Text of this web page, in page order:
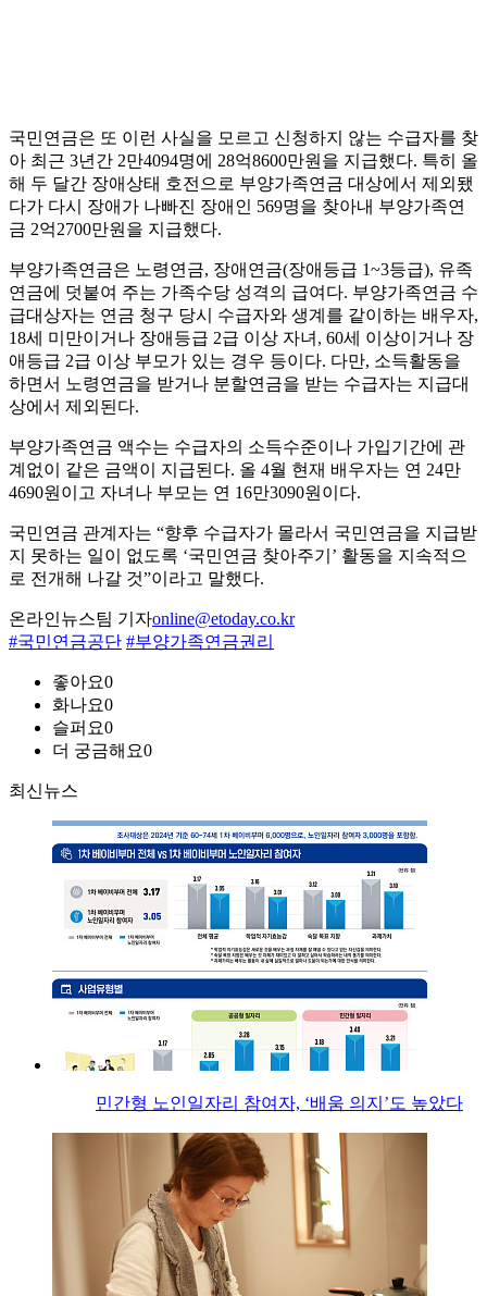
국민연금은 또 이런 사실을 모르고 신청하지 않는 수급자를 찾
아 최근 3년간 2만4094명에 28억8600만원을 지급했다. 특히 올
해 두 달간 장애상태 호전으로 부양가족연금 대상에서 제외됐
다가 다시 장애가 나빠진 장애인 569명을 찾아내 부양가족연
금 2억2700만원을 지급했다.
부양가족연금은 노령연금, 장애연금(장애등급 1~3등급), 유족
연금에 덧붙여 주는 가족수당 성격의 급여다. 부양가족연금 수
급대상자는 연금 청구 당시 수급자와 생계를 같이하는 배우자,
18세 미만이거나 장애등급 2급 이상 자녀, 60세 이상이거나 장
애등급 2급 이상 부모가 있는 경우 등이다. 다만, 소득활동을
하면서 노령연금을 받거나 분할연금을 받는 수급자는 지급대
상에서 제외된다.
부양가족연금 액수는 수급자의 소득수준이나 가입기간에 관
계없이 같은 금액이 지급된다. 올 4월 현재 배우자는 연 24만
4690원이고 자녀나 부모는 연 16만3090원이다.
국민연금 관계자는 “향후 수급자가 몰라서 국민연금을 지급받
지 못하는 일이 없도록 ‘국민연금 찾아주기’ 활동을 지속적으
로 전개해 나갈 것”이라고 말했다.
온라인뉴스팀 기자online@etoday.co.kr
#국민연금공단 #부양가족연금권리
좋아요0
화나요0
슬퍼요0
더 궁금해요0
최신뉴스
민간형 노인일자리 참여자, ‘배움 의지’도 높았다